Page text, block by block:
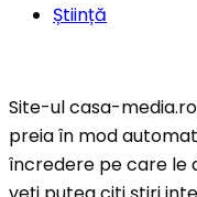
Știință
Site-ul casa-
preia în mod
încredere pe care le